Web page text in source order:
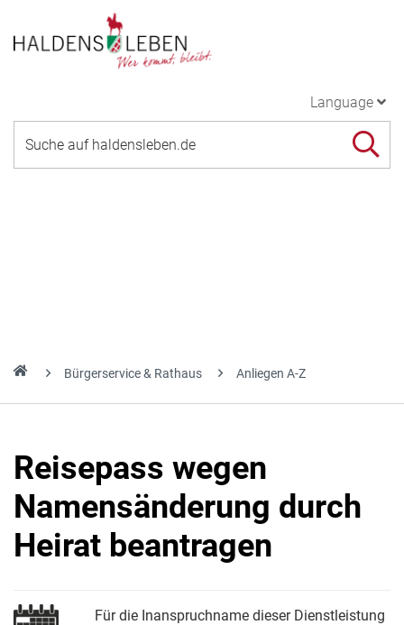
Language
Bürgerservice & Rathaus Anliegen A-Z
Reisepass wegen
Namensänderung durch
Heirat beantragen
Für die Inanspruchname dieser Dienstleistung